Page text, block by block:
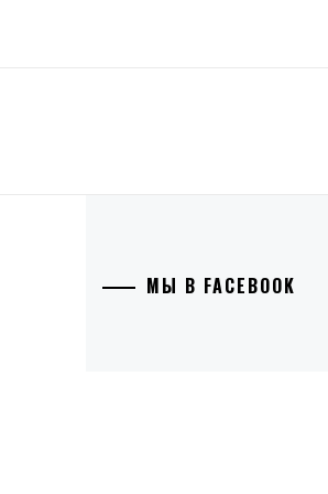
МЫ В FACEBOOK